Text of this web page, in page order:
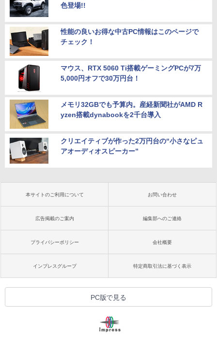
色登場!!
性能の良いお得な中古PC情報はこのページで
チェック！
マウス、RTX 5060 Ti搭載ゲーミングPCが7万
5,000円オフで30万円台！
メモリ32GBでも予算内。産経新聞社がAMD R
yzen搭載dynabookを2千台導入
クリエイティブが作った2万円台の“小さなピュ
アオーディオスピーカー”
本サイトのご利用について お問い合わせ
広告掲載のご案内 編集部へのご連絡
プライバシーポリシー 会社概要
インプレスグループ 特定商取引法に基づく表示
PC版で見る